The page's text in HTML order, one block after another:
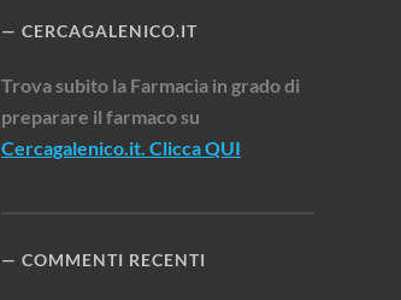
CERCAGALENICO.IT
Trova subito la Farmacia in grado di
preparare il farmaco su
Cercagalenico.it. Clicca QUI
COMMENTI RECENTI